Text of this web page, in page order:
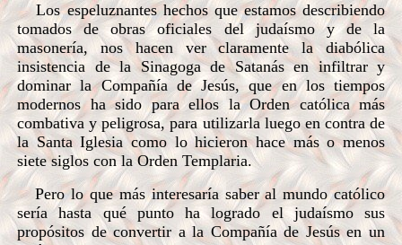
Los espeluznantes hechos que estamos describiendo
tomados de obras oficiales del judaísmo y de la
masonería, nos hacen ver claramente la diabólica
insistencia de la Sinagoga de Satanás en infiltrar y
dominar la Compañía de Jesús, que en los tiempos
modernos ha sido para ellos la Orden católica más
combativa y peligrosa, para utilizarla luego en contra de
la Santa Iglesia como lo hicieron hace más o menos
siete siglos con la Orden Templaria.
Pero lo que más interesaría saber al mundo católico
sería hasta qué punto ha logrado el judaísmo sus
propósitos de convertir a la Compañía de Jesús en un